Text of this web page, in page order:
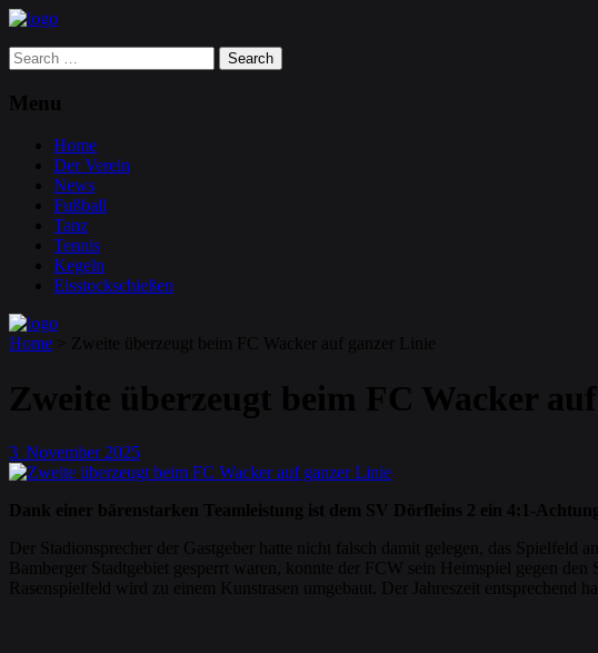
Search
for:
Menu
Home
Der Verein
News
Fußball
Tanz
Tennis
Kegeln
Eisstockschießen
Home Zweite überzeugt beim FC Wacker auf ganzer Linie
Zweite überzeugt beim FC Wacker
3. November 2025
Dank einer bärenstarken Teamleistung ist dem SV Dörfleins 2 ein 4:1-
Der Stadionsprecher der Gastgeber hatte nicht falsch damit gelegen, das Spielfeld
Bamberger Stadtgebiet gesperrt waren, konnte der FCW sein Heimspiel gegen
Rasenspielfeld wird zu einem Kunstrasen umgebaut. Der Jahreszeit entsprechend